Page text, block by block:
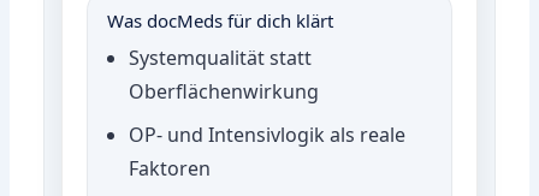
Was docMeds für dich klärt
Systemqualität statt
Oberflächenwirkung
OP- und Intensivlogik als reale
Faktoren